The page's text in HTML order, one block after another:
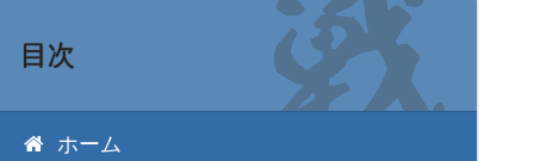
目次
ホーム